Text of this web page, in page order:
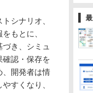
シナリオ、
もとに、
き、シミュ
確認・保存を
、開発者は情
すくなり、